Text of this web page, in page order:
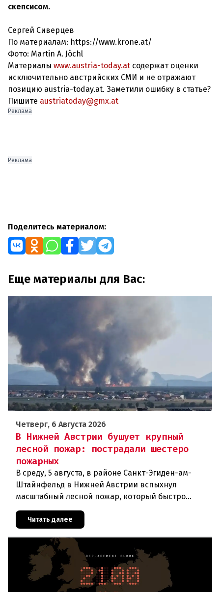
скепсисом.
Сергей Сиверцев
По материалам: https://www.krone.at/
Фото: Martin A. Jöchl
Материалы www.austria-today.at содержат оценки
исключительно австрийских СМИ и не отражают
позицию austria-today.at. Заметили ошибку в статье?
Пишите austriatoday@gmx.at
Реклама
Реклама
Поделитесь материалом:
Еще материалы для Вас:
Четверг, 6 Августа 2026
В Нижней Австрии бушует крупный
лесной пожар: пострадали шестеро
пожарных
В среду, 5 августа, в районе Санкт-Эгиден-ам-
Штайнфельд в Нижней Австрии вспыхнул
масштабный лесной пожар, который быстро
В ходе тушения пострадали шесте
Читать далее